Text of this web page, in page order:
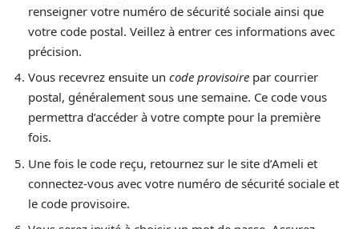
renseigner votre numéro de sécurité sociale ainsi que
votre code postal. Veillez à entrer ces informations avec
précision.
Vous recevrez ensuite un code provisoire par courrier
postal, généralement sous une semaine. Ce code vous
permettra d’accéder à votre compte pour la première
fois.
Une fois le code reçu, retournez sur le site d’Ameli et
connectez-vous avec votre numéro de sécurité sociale et
le code provisoire.